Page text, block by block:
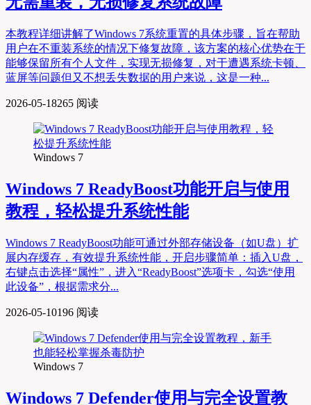
本教程详细讲解了Windows 7系统重置的具体步骤，旨在帮助
用户在不重装系统的情况下修复故障，该方案的核心优势在于
能够保留所有个人文件，实现无损修复，对于遭遇系统卡顿、
蓝屏等问题但又不想丢失数据的用户来说，这是一种...
2026-05-18265 阅读
Windows 7
Windows 7 ReadyBoost功能开启与使用
教程，轻松提升系统性能
Windows 7 ReadyBoost功能可通过外部存储设备（如U盘）扩
展内存缓存，有效提升系统性能，开启步骤简单：插入U盘，
右键点击选择“属性”，进入“ReadyBoost”选项卡，勾选“使用
此设备”，根据需求分...
2026-05-10196 阅读
Windows 7
Windows 7 Defender使用与完全设置教